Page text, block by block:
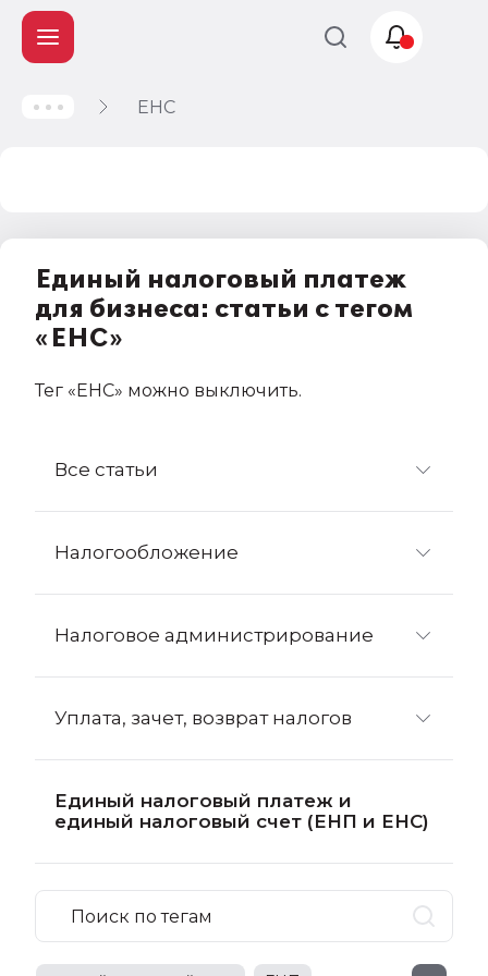
ЕНС
Единый налоговый платеж
для бизнеса: статьи с тегом
«ЕНС»
Тег «ЕНС» можно выключить.
Все статьи
Налогообложение
Налоговое администрирование
Уплата, зачет, возврат налогов
Единый налоговый платеж и
единый налоговый счет (ЕНП и ЕНС)
Учет и